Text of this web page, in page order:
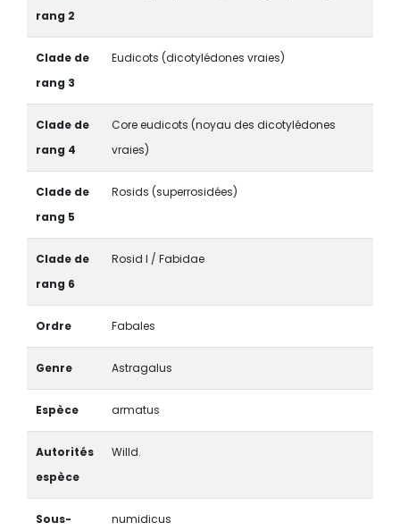
rang 2
Clade de
rang 3
Eudicots (dicotylédones vraies)
Clade de
rang 4
Core eudicots (noyau des dicotylédones
vraies)
Clade de
rang 5
Rosids (superrosidées)
Clade de
rang 6
Rosid I / Fabidae
Ordre Fabales
Genre Astragalus
Espèce armatus
Autorités
espèce
Willd.
Sous- numidicus